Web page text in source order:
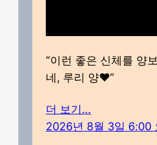
“이런 좋은 신체를 양
네, 루리 양♥”
더 보기…
2026년 8월 3일 6:00